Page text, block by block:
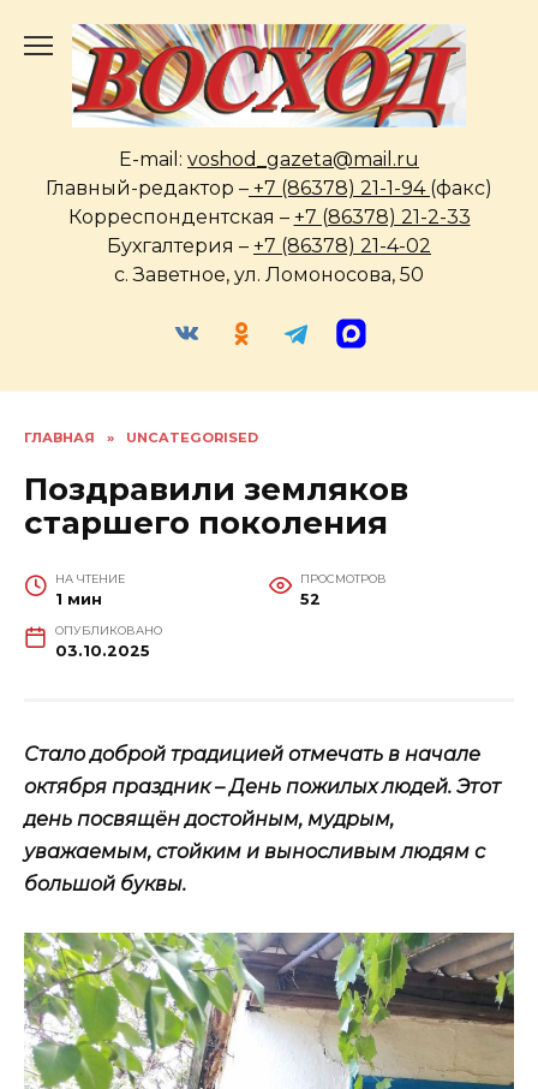
содержанию
E-mail: voshod_gazeta@mail.ru
Главный-редактор – +7 (86378) 21-1-94 (факс)
Корреспондентская – +7 (86378) 21-2-33
Бухгалтерия – +7 (86378) 21-4-02
с. Заветное, ул. Ломоносова, 50
ГЛАВНАЯ » UNCATEGORISED
Поздравили земляков
старшего поколения
НА ЧТЕНИЕ
1 мин
ПРОСМОТРОВ
52
ОПУБЛИКОВАНО
03.10.2025
Стало доброй традицией отмечать в начале
октября праздник – День пожилых людей. Этот
день посвящён достойным, мудрым,
уважаемым, стойким и выносливым людям с
большой буквы.